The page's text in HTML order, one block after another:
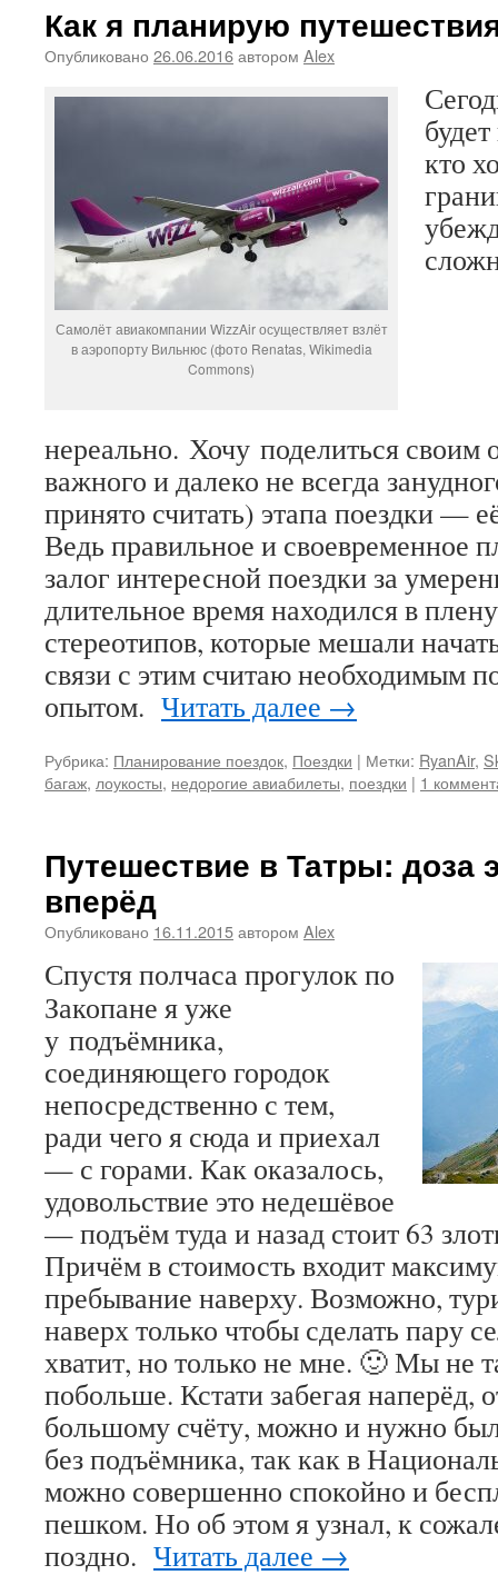
Как я планирую
Опубликовано 26.06.2016автором Alex
Самолёт авиакомпании WizzAir осуществляет взлёт
в аэропорту Вильнюс (фото Renatas, Wikimedia
Commons)
кто
нереально. Хочу поделиться своим
важного и далеко не всегда
принято считать) этапа поездки —
Ведь правильное и своевременное
залог интересной поездки за
длительное время находился в
стереотипов, которые мешали
связи с этим считаю необходимым
опытом. Читать далее →
Рубрика: Планирование поездок, Поездки | Метки: RyanAir,
багаж, лоукосты, недорогие авиабилеты, поездки | 1
Путешествие в Татры: доза
вперёд
Опубликовано 16.11.2015автором Alex
Спустя полчаса прогулок по
Закопане я уже
у подъёмника,
соединяющего городок
непосредственно с тем,
ради чего я сюда и приехал
— с горами. Как оказалось,
удовольствие это недешёвое
— подъём туда и назад стоит 63
Причём в стоимость входит
пребывание наверху. Возможно,
наверх только чтобы сделать пару
хватит, но только не мне. 🙂 Мы не
побольше. Кстати забегая наперёд,
большому счёту, можно и нужно
без подъёмника, так как в
можно совершенно спокойно и
пешком. Но об этом я узнал, к
поздно. Читать далее →